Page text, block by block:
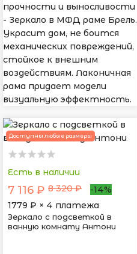
прочности и выносливости
- Зеркало в МФД раме Брель.
Украсит дом, не боится
механических повреждений,
стойкое к внешним
воздействиям. Лаконичная
рама придает модели
визуальную эффектность.
Доступны любые размеры
Есть в наличии
7 116 ₽ 8 320 ₽
-14%
1779 ₽ × 4 платежа
Зеркало с подсветкой в
ванную комнату Антони